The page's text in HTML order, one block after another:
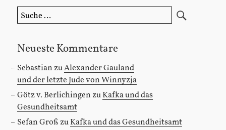
Suche
nach:
Neueste Kommentare
Sebastian zuAlexander Gauland
und der letzte Jude von Winnyzja
Götz v. Berlichingen zuKafka und das
Gesundheitsamt
Sefan Groß zuKafka und das Gesundheitsamt